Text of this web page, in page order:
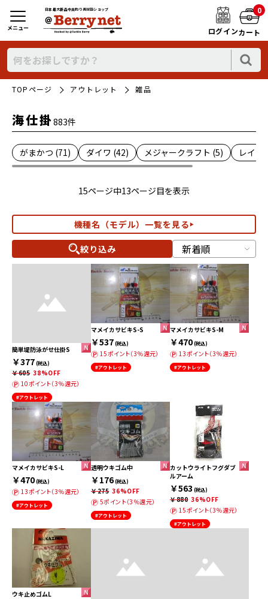
日本最大新品中古釣り具WEBショップ
ログイン
0
カート
メニュー
TOPページ アウトレット 雑品
海仕掛883件
がまかつ (71) ダイワ (42) メジャークラフト (5) レイン
15ページ中13ページ目を表示
機種名（モデル）一覧を見る
絞り込み
簡単堤防泳がせ仕掛S
￥377(税込)
￥605 38%OFF
10ポイント（3％還元）
#アウトレット
マメイカサビキS-S
￥537(税込)
15ポイント（3％還元）
#アウトレット
マメイカサビキS-M
￥470(税込)
13ポイント（3％還元）
#アウトレット
マメイカサビキS-L
￥470(税込)
13ポイント（3％還元）
#アウトレット
透明ウキゴム中
￥176(税込)
￥275 36%OFF
5ポイント（3％還元）
#アウトレット
カットウライトフグダブ
ルアーム
￥563 (税込)
￥880 36%OFF
15ポイント（3％還元）
#アウトレット
ウキ止めゴムL